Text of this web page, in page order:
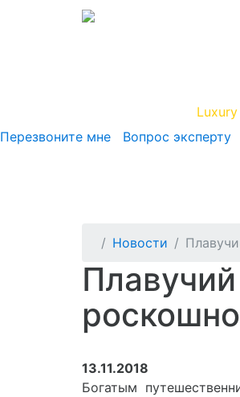
Luxury
Перезвоните мне
Вопрос эксперту
Новости
13.11.2018
Богатым